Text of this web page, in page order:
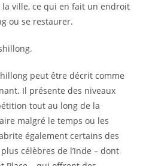
ville, ce qui en fait un endroit
ou se restaurer.
peut être décrit comme
Il présente des niveaux
tout au long de la
malgré le temps ou les
également certains des
célèbres de l’Inde – dont